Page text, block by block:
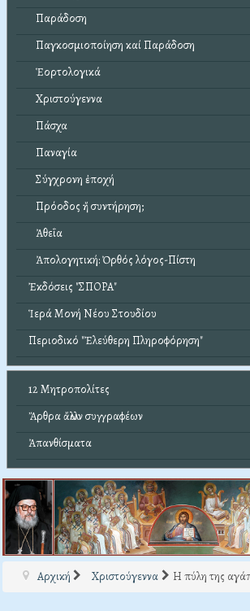
Παράδοση
Παγκοσμιοποίηση καί Παράδοση
Ἑορτολογικά
Χριστούγεννα
Πάσχα
Παναγία
Σύγχρονη ἐποχή
Πρόοδος ἤ συντήρηση;
Ἀθεΐα
Ἀπολογητική: Ὀρθός λόγος-Πίστη
Ἐκδόσεις "ΣΠΟΡΑ"
Ἱερά Μονή Νέου Στουδίου
Περιοδικό "Ἐλεύθερη Πληροφόρηση"
12 Μητροπολίτες
Ἄρθρα ἄλλων συγγραφέων
Ἀπανθίσματα
Αρχική Χριστούγεννα Η πύλη της